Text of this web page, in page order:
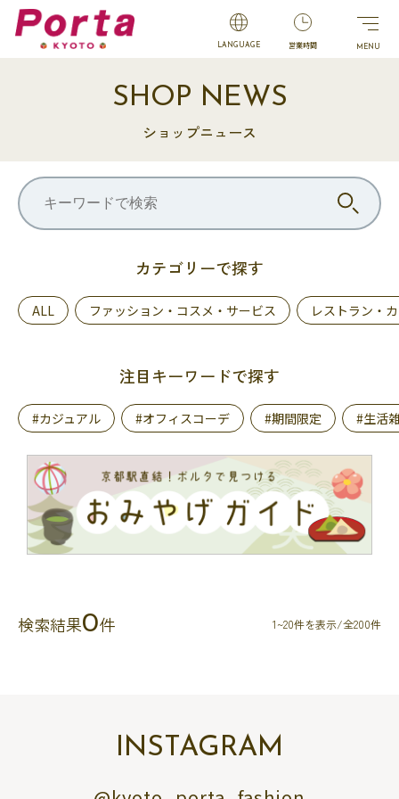
LANGUAGE 営業時間
SHOP NEWS
ショップニュース
カテゴリーで探す
ALL ファッション・コスメ・サービス レストラン・
注目キーワードで探す
#カジュアル #オフィスコーデ #期間限定 #生活
検索結果0件 1~20件を表示/全200件
INSTAGRAM